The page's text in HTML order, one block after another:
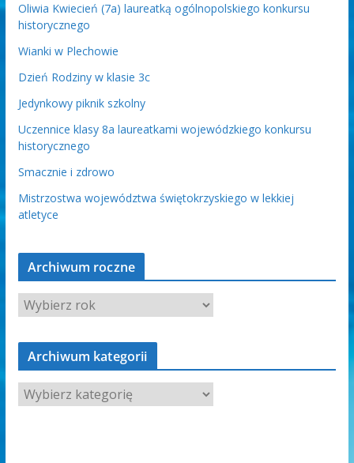
Oliwia Kwiecień (7a) laureatką ogólnopolskiego konkursu
historycznego
Wianki w Plechowie
Dzień Rodziny w klasie 3c
Jedynkowy piknik szkolny
Uczennice klasy 8a laureatkami wojewódzkiego konkursu
historycznego
Smacznie i zdrowo
Mistrzostwa województwa świętokrzyskiego w lekkiej
atletyce
Archiwum roczne
Archiwum kategorii
A
r